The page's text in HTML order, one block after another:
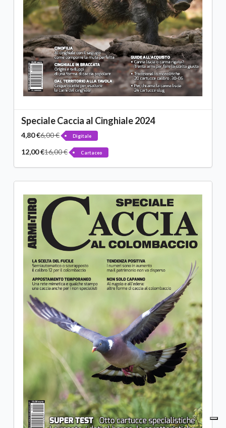
Speciale Caccia al Cinghiale 2024
4,80 €6,00 € Digitale
12,00 €16,00 € Cartaceo